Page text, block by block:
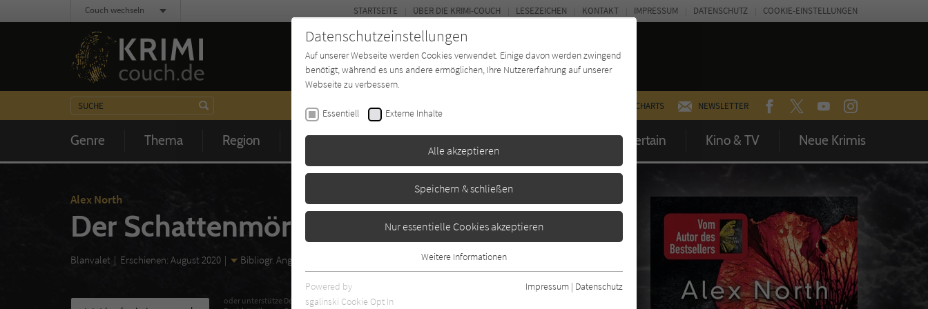
CHARTS NEWSLETTER FACEBOOKTWITTERYOUTUBEINSTAGRAM
Genre Thema Region Zeit Buchtyp Autor*in Magazin Entertain Kino & TV Neue Krimis
STARTSEITE ÜBER DIE KRIMI-COUCH LESEZEICHEN KONTAKT IMPRESSUM DATENSCHUTZ COOKIE-EINSTELLUNGEN
Couch wechseln
Alex North
Der Schattenmörder
Blanvalet Erschienen: August 2020 Bibliogr. Angaben
oder unterstütze Deinen
Datenschutzeinstellungen
Auf unserer Webseite werden Cookies verwendet. Einige davon werden zwingend
benötigt, während es uns andere ermöglichen, Ihre Nutzererfahrung auf unserer
Webseite zu verbessern.
Essentiell Externe Inhalte
Alle akzeptieren
Speichern & schließen
Nur essentielle Cookies akzeptieren
Essentielle Cookies werden für grundlegende Funktionen der Webseite
benötigt. Dadurch ist gewährleistet, dass die Webseite einwandfrei
Weitere Informationen
Powered by
sgalinski Cookie Opt In
Impressum | Datenschutz